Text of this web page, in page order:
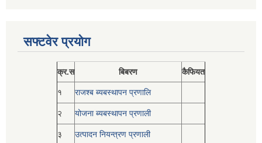
सफ्टवेर प्रयोग
क्र.स बिबरण कैफियत
१ राजश्ब ब्यबस्थापन प्रणालि
२ योजना ब्यबस्थापन प्रणाली
३ उत्पादन नियन्त्रण प्रणाली